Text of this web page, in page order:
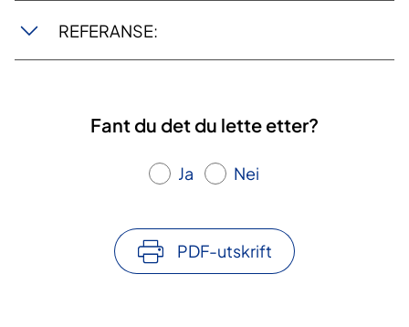
REFERANSE:
Fant du det du lette etter?
Ja Nei
PDF-utskrift